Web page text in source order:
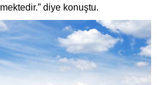
diye konuştu.